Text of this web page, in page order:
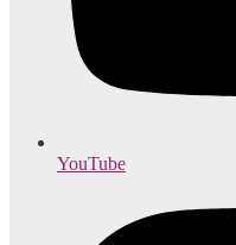
YouTube